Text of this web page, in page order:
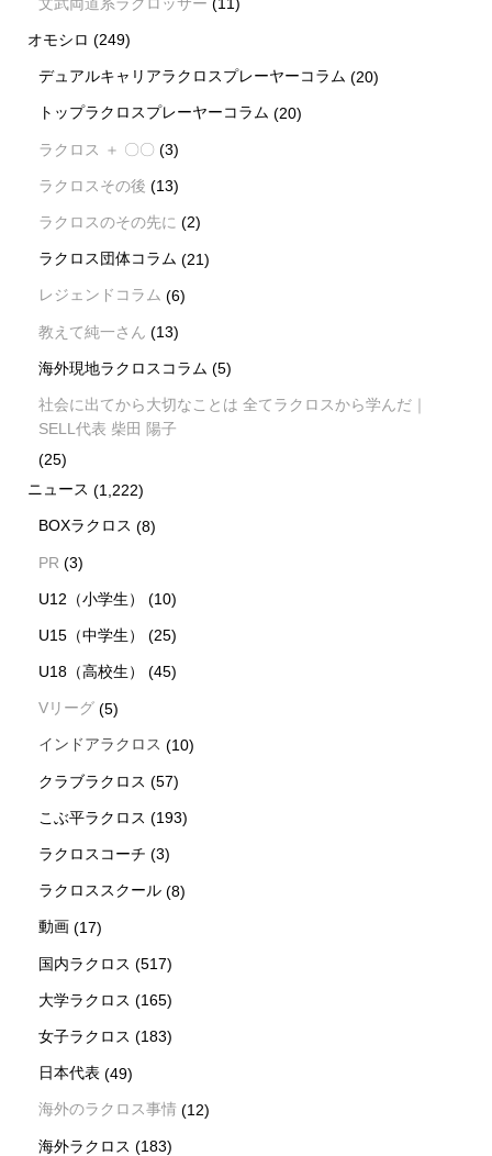
オモシロ (249)
デュアルキャリアラクロスプレーヤーコラム (20)
トップラクロスプレーヤーコラム (20)
ラクロス ＋ 〇〇 (3)
ラクロスその後 (13)
ラクロスのその先に (2)
ラクロス団体コラム (21)
レジェンドコラム (6)
教えて純一さん (13)
海外現地ラクロスコラム (5)
社会に出てから大切なことは 全てラクロスから学んだ｜
SELL代表 柴田 陽子
(25)
ニュース (1,222)
BOXラクロス (8)
PR (3)
U12（小学生） (10)
U15（中学生） (25)
U18（高校生） (45)
Vリーグ (5)
インドアラクロス (10)
クラブラクロス (57)
こぶ平ラクロス (193)
ラクロスコーチ (3)
ラクロススクール (8)
動画 (17)
国内ラクロス (517)
大学ラクロス (165)
女子ラクロス (183)
日本代表 (49)
海外のラクロス事情 (12)
海外ラクロス (183)